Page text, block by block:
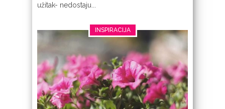
užitak- nedostaju...
INSPIRACIJA